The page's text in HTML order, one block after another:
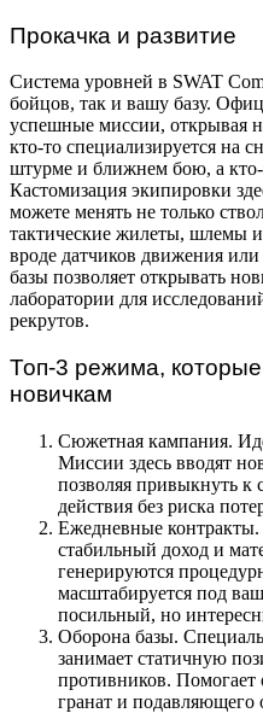
Прокачка и развитие
Система уровней в SWAT
бойцов, так и вашу базу.
успешные миссии, открывая
кто-то специализируется на
штурме и ближнем бою, а
Кастомизация экипировки
можете менять не только
тактические жилеты, шлемы
вроде датчиков движения
базы позволяет открывать
лаборатории для
рекрутов.
Топ-3 режима,
новичкам
Сюжетная кампания.
Миссии здесь вводят
позволяя привыкнуть к
действия без риска
Ежедневные
стабильный доход и
генерируются
масштабируется под
посильный, но
Оборона базы.
занимает статичную
противников. Помогает
гранат и подавляющего